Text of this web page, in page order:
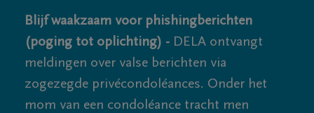
Blijf waakzaam voor phishingberichten
(poging tot oplichting) - DELA ontvangt
meldingen over valse berichten via
zogezegde privécondoléances. Onder het
mom van een condoléance tracht men